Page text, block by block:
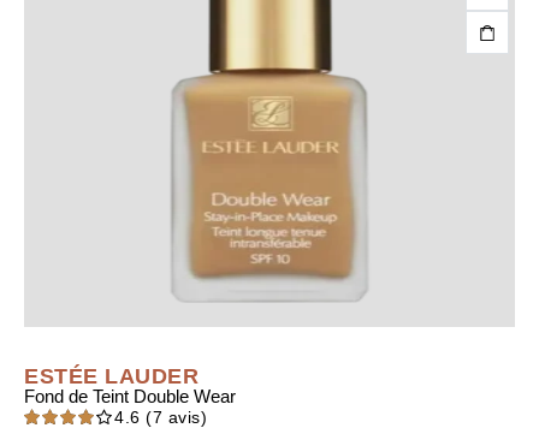
ESTÉE LAUDER
Fond de Teint Double Wear
4.6 (7 avis)